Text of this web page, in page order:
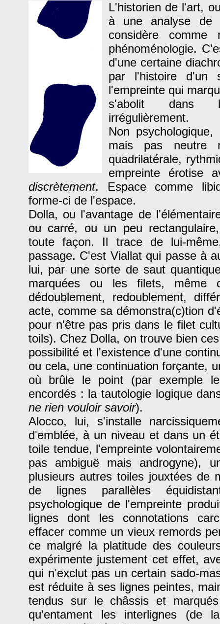
L'historien de l'art,
à une analyse de
considère
phénoménologie.
d'une certaine
par l'histoire d'un
l'empreinte qui
s'abolit dans
irrégulièrement.
Non
mais pas neutre
quadrilatérale,
empreinte érotise
discrètement. Espace comme
forme-ci de l'espace.
Dolla, ou l'avantage de
ou carré, ou un peu
toute façon. Il trace de lui-
passage. C'est Viallat qui passe à
lui, par une sorte de saut
marquées ou les filets, même
dédoublement, redoublement,
acte, comme sa démonstra(c)tion
pour n'être pas pris dans le filet
toils). Chez Dolla, on trouve bien
possibilité et l'existence d'une
ou cela, une continuation forçante,
où brûle le point (par exemple
encordés : la tautologie logique
ne rien vouloir savoir).
Alocco, lui, s'installe
d'emblée, à un niveau et dans un
toile tendue, l'empreinte
pas ambiguë mais androgyne),
plusieurs autres toiles jouxtées de
de lignes parallèles
psychologique de l'empreinte
lignes dont les connotations
effacer comme un vieux remords
ce malgré la platitude des
expérimente justement cet effet,
qui n'exclut pas un certain sado-
est réduite à ses lignes peintes,
tendus sur le châssis et
qu'entament les interlignes (de